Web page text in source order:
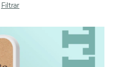
Filtrar